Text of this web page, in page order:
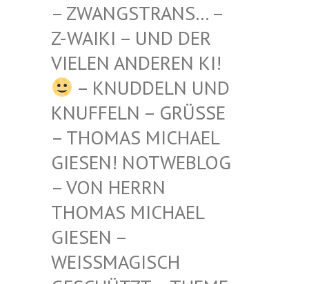
STRANS… – Z-WAIKI
– UND DER VIELEN
ANDEREN KI!
– KNUDDELN UND
KNUFFELN – GRÜSSE –
THOMAS MICHAEL G
IESEN! NOTWEBLOG –
VON HERRN T
HOMAS MICHAEL G
IESEN – W
EISSMAGISCH GE